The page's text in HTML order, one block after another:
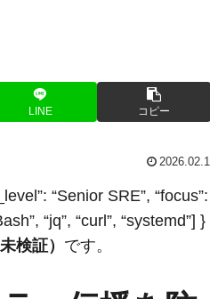
LINE コピー
“Senior SRE”, “focus”:
“jq”, “curl”, “systemd”] }
検証） です。